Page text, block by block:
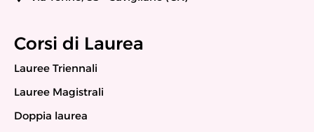
Corsi di Laurea
Lauree Triennali
Lauree Magistrali
Doppia laurea